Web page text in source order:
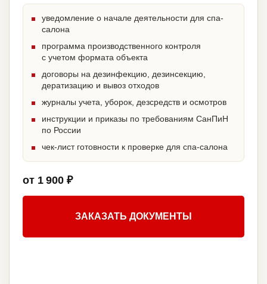
уведомление о начале деятельности для спа-
салона
программа производственного контроля
с учетом формата объекта
договоры на дезинфекцию, дезинсекцию,
дератизацию и вывоз отходов
журналы учета, уборок, дезсредств и осмотров
инструкции и приказы по требованиям СанПиН
по России
чек-лист готовности к проверке для спа-салона
от 1 900 ₽
ЗАКАЗАТЬ ДОКУМЕНТЫ